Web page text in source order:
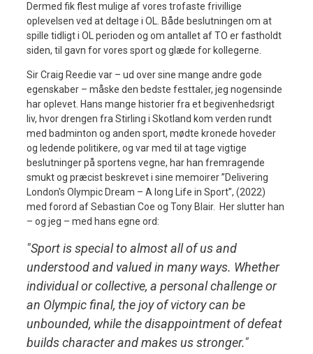
Dermed fik flest mulige af vores trofaste frivillige
oplevelsen ved at deltage i OL. Både beslutningen om at
spille tidligt i OL perioden og om antallet af TO er fastholdt
siden, til gavn for vores sport og glæde for kollegerne.
Sir Craig Reedie var – ud over sine mange andre gode
egenskaber – måske den bedste festtaler, jeg nogensinde
har oplevet. Hans mange historier fra et begivenhedsrigt
liv, hvor drengen fra Stirling i Skotland kom verden rundt
med badminton og anden sport, mødte kronede hoveder
og ledende politikere, og var med til at tage vigtige
beslutninger på sportens vegne, har han fremragende
smukt og præcist beskrevet i sine memoirer ”Delivering
London's Olympic Dream – A long Life in Sport”, (2022)
med forord af Sebastian Coe og Tony Blair. Her slutter han
– og jeg – med hans egne ord:
"Sport is special to almost all of us and
understood and valued in many ways. Whether
individual or collective, a personal challenge or
an Olympic final, the joy of victory can be
unbounded, while the disappointment of defeat
builds character and makes us stronger."